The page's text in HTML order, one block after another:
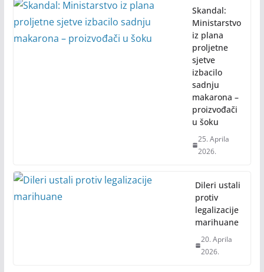
Skandal:
Ministarstvo
iz plana
proljetne
sjetve
izbacilo
sadnju
makarona –
proizvođači
u šoku
25. Aprila
2026.
Dileri ustali
protiv
legalizacije
marihuane
20. Aprila
2026.